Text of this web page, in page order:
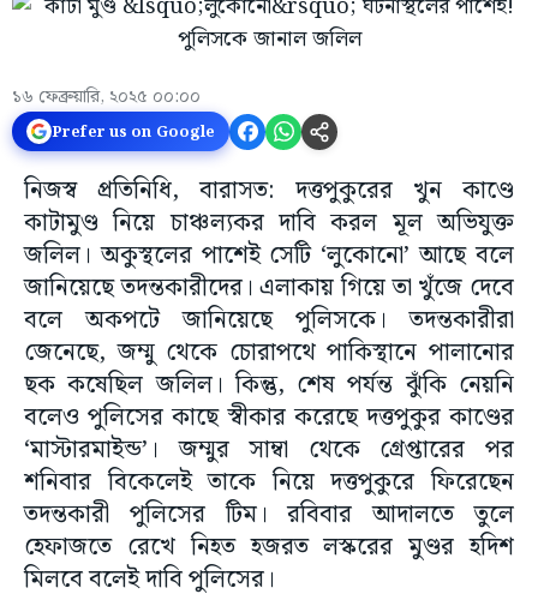
১৬ ফেব্রুয়ারি, ২০২৫ ০০:০০
Prefer us on Google
নিজস্ব প্রতিনিধি, বারাসত: দত্তপুকুরের খুন কাণ্ডে
কাটামুণ্ড নিয়ে চাঞ্চল্যকর দাবি করল মূল অভিযুক্ত
জলিল। অকুস্থলের পাশেই সেটি ‘লুকোনো’ আছে বলে
জানিয়েছে তদন্তকারীদের। এলাকায় গিয়ে তা খুঁজে দেবে
বলে অকপটে জানিয়েছে পুলিসকে। তদন্তকারীরা
জেনেছে, জম্মু থেকে চোরাপথে পাকিস্থানে পালানোর
ছক কষেছিল জলিল। কিন্তু, শেষ পর্যন্ত ঝুঁকি নেয়নি
বলেও পুলিসের কাছে স্বীকার করেছে দত্তপুকুর কাণ্ডের
‘মাস্টারমাইন্ড’। জম্মুর সাম্বা থেকে গ্রেপ্তারের পর
শনিবার বিকেলেই তাকে নিয়ে দত্তপুকুরে ফিরেছেন
তদন্তকারী পুলিসের টিম। রবিবার আদালতে তুলে
হেফাজতে রেখে নিহত হজরত লস্করের মুণ্ডর হদিশ
মিলবে বলেই দাবি পুলিসের।